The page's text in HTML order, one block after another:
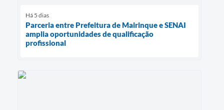
Há 5 dias
Parceria entre Prefeitura de Mairinque e SENAI
amplia oportunidades de qualificação
profissional